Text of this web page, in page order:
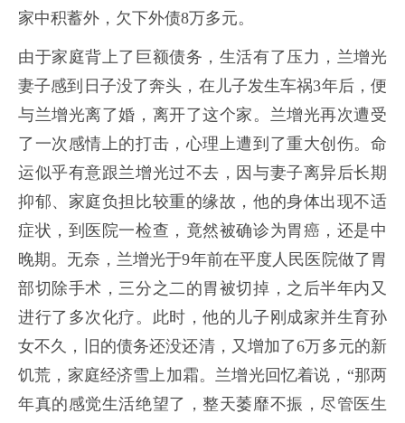
家中积蓄外，欠下外债8万多元。
由于家庭背上了巨额债务，生活有了压力，兰增光
妻子感到日子没了奔头，在儿子发生车祸3年后，便
与兰增光离了婚，离开了这个家。兰增光再次遭受
了一次感情上的打击，心理上遭到了重大创伤。 命
运似乎有意跟兰增光过不去，因与妻子离异后长期
抑郁、家庭负担比较重的缘故，他的身体出现不适
症状，到医院一检查，竟然被确诊为胃癌，还是中
晚期。无奈，兰增光于9年前在平度人民医院做了胃
部切除手术，三分之二的胃被切掉，之后半年内又
进行了多次化疗。此时，他的儿子刚成家并生育孙
女不久，旧的债务还没还清，又增加了6万多元的新
饥荒，家庭经济雪上加霜。兰增光回忆着说，“那两
年真的感觉生活绝望了，整天萎靡不振，尽管医生